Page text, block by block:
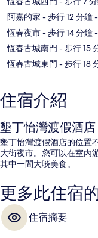
阿嘉的家 - 步行 12 分鐘
恆春夜市- 步行 14 分鐘
恆春古城南門 - 步行 15
恆春古城東門 - 步行 18
住宿介紹
墾丁怡灣渡假酒店
墾丁怡灣渡假酒店的位置
大街夜市。您可以在室內
其中一間大啖美食。
更多此住宿
住宿摘要